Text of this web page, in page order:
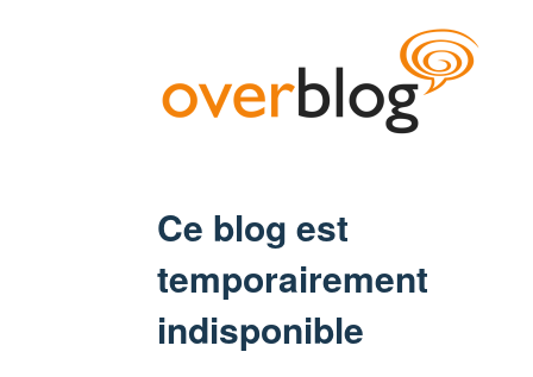
Ce blog est
temporairement
indisponible